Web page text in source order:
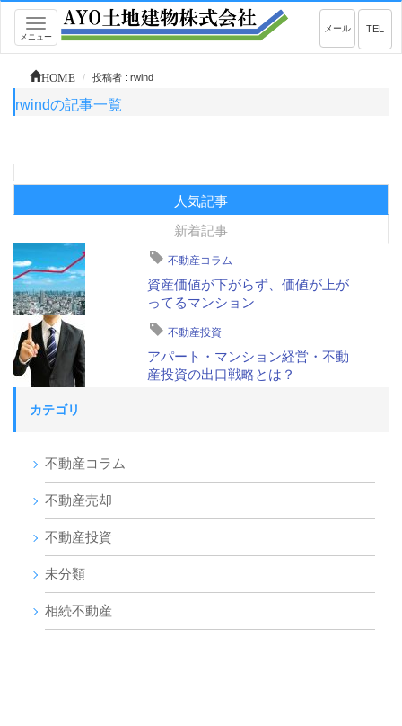
Toggle
navigation
メニュー
TEL
メール
HOME 投稿者 : rwind
rwindの記事一覧
人気記事
新着記事
不動産コラム
資産価値が下がらず、価値が上が
ってるマンション
不動産投資
アパート・マンション経営・不動
産投資の出口戦略とは？
カテゴリ
不動産コラム
不動産売却
不動産投資
未分類
相続不動産